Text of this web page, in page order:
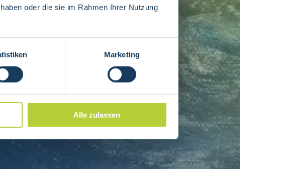
oder die sie im Rahmen Ihrer Nutzung
Marketing
Alle zulassen